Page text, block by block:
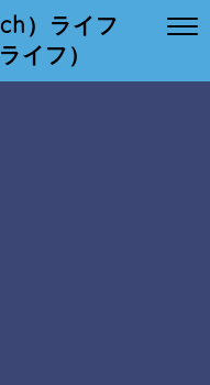
）ライフ
イフ）